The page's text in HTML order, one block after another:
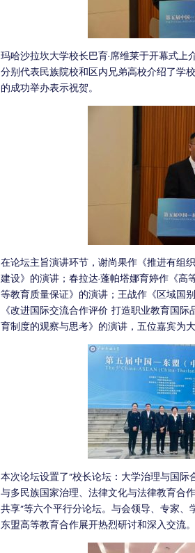
玛哈沙拉坎大学校长巴育·席维莱于开幕式
分别代表民族院校和区内兄弟高校介绍了学
的成功举办表示祝贺。
在论坛主旨演讲环节，谢尚果作《推进有组
建设》的演讲；春拉达·蓬帕塔娜育婷作《
等教育质量保证》的演讲；王战作《区域国
《改进国际交流合作评价 打造职业教育国
育制度的观察与思考》的演讲，五位嘉宾为
本次论坛设置了“校长论坛：大学治理与国
与多民族国家治理、法律文化与法律教育合
共享”等六个平行分论坛。与会领导、专家
东盟高等教育合作展开热烈研讨和深入交流。